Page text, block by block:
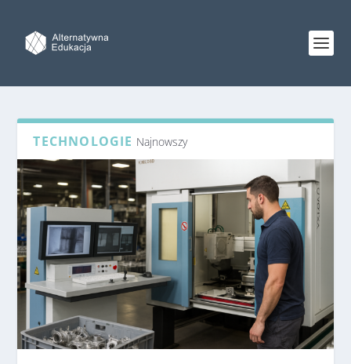
TECHNOLOGIE Najnowszy